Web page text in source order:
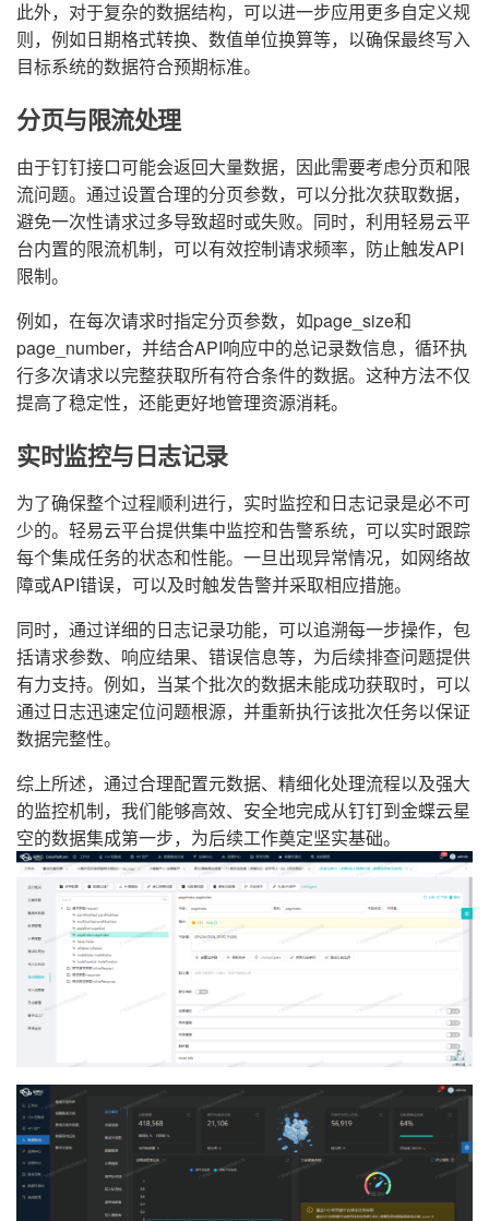
此外，对于复杂的数据结构，可以进一步应用更多自定义规
则，例如日期格式转换、数值单位换算等，以确保最终写入
目标系统的数据符合预期标准。
分页与限流处理
由于钉钉接口可能会返回大量数据，因此需要考虑分页和限
流问题。通过设置合理的分页参数，可以分批次获取数据，
避免一次性请求过多导致超时或失败。同时，利用轻易云平
台内置的限流机制，可以有效控制请求频率，防止触发API
限制。
例如，在每次请求时指定分页参数，如page_size和
page_number，并结合API响应中的总记录数信息，循环执
行多次请求以完整获取所有符合条件的数据。这种方法不仅
提高了稳定性，还能更好地管理资源消耗。
实时监控与日志记录
为了确保整个过程顺利进行，实时监控和日志记录是必不可
少的。轻易云平台提供集中监控和告警系统，可以实时跟踪
每个集成任务的状态和性能。一旦出现异常情况，如网络故
障或API错误，可以及时触发告警并采取相应措施。
同时，通过详细的日志记录功能，可以追溯每一步操作，包
括请求参数、响应结果、错误信息等，为后续排查问题提供
有力支持。例如，当某个批次的数据未能成功获取时，可以
通过日志迅速定位问题根源，并重新执行该批次任务以保证
数据完整性。
综上所述，通过合理配置元数据、精细化处理流程以及强大
的监控机制，我们能够高效、安全地完成从钉钉到金蝶云星
空的数据集成第一步，为后续工作奠定坚实基础。